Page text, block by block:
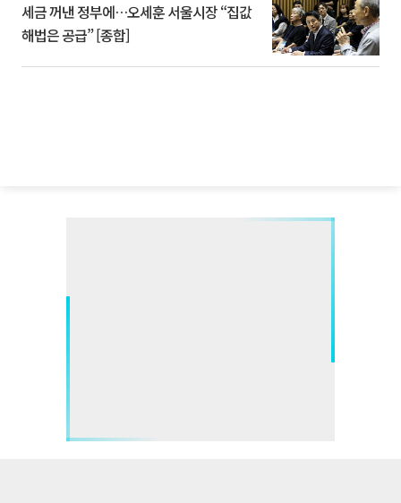
세금 꺼낸 정부에…오세훈 서울시장 “집값
해법은 공급” [종합]